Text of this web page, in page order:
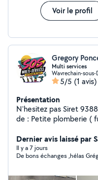
Voir le profil
Gregory
Multi services
Wavrechain-
5/5 (1 avis)
Présentation
N'hesitez pas Siret 93884676300028 Pour tout travaux
de : Petite plomberie ( fuite, canalisation bouchées,
changement ou rajout
panne etc) Jardinage ( elagage tonte de pelouse taille
haid ) Montage de meuble Bricolage
demenagement
Dernier avis laissé par
Il y a 7 jours